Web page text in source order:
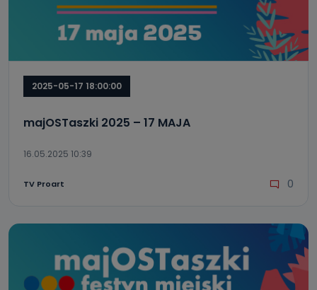
2025-05-17 18:00:00
majOSTaszki 2025 – 17 MAJA
16.05.2025 10:39
TV Proart 0